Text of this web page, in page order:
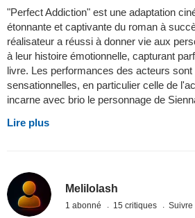
"Perfect Addiction" est une adaptation
étonnante et captivante du roman à
réalisateur a réussi à donner vie aux
à leur histoire émotionnelle, capturant
livre. Les performances des acteurs
sensationnelles, en particulier celle de
incarne avec brio le personnage de
Lire plus
Melilolash
1 abonné 15 critiques Suivre